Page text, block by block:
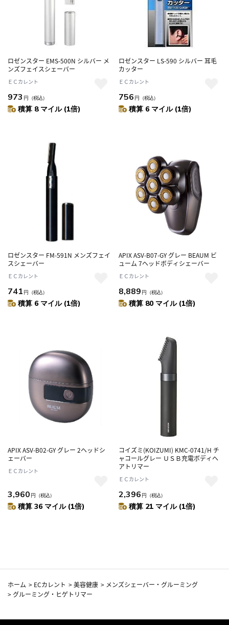
ロゼンスター EMS-500N シルバー メ
ンズフェイスシェーバー
ＥＣカレント
973 円 （税込）
積算 8 マイル (1倍)
ロゼンスター LS-590 シルバー 耳毛
カッター
ＥＣカレント
756 円 （税込）
積算 6 マイル (1倍)
ロゼンスター FM-591N メンズフェイ
スシェーバー
ＥＣカレント
741 円 （税込）
積算 6 マイル (1倍)
APIX ASV-B07-GY グレー BEAUM ビ
ューム 7ヘッドボディシェーバー
ＥＣカレント
8,889 円 （税込）
積算 80 マイル (1倍)
APIX ASV-B02-GY グレー 2ヘッドシ
ェーバー
ＥＣカレント
3,960 円 （税込）
積算 36 マイル (1倍)
コイズミ(KOIZUMI) KMC-0741/H チ
ャコールグレー ＵＳＢ充電ボディヘ
アトリマー
ＥＣカレント
2,396 円 （税込）
積算 21 マイル (1倍)
ホーム > ECカレント >美容健康 > メンズシェーバー・グルーミング
> グルーミング・ヒゲトリマー